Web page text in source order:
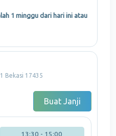
1 minggu dari hari ini atau
Bekasi 17435
Buat Janji
13:30 - 15:00